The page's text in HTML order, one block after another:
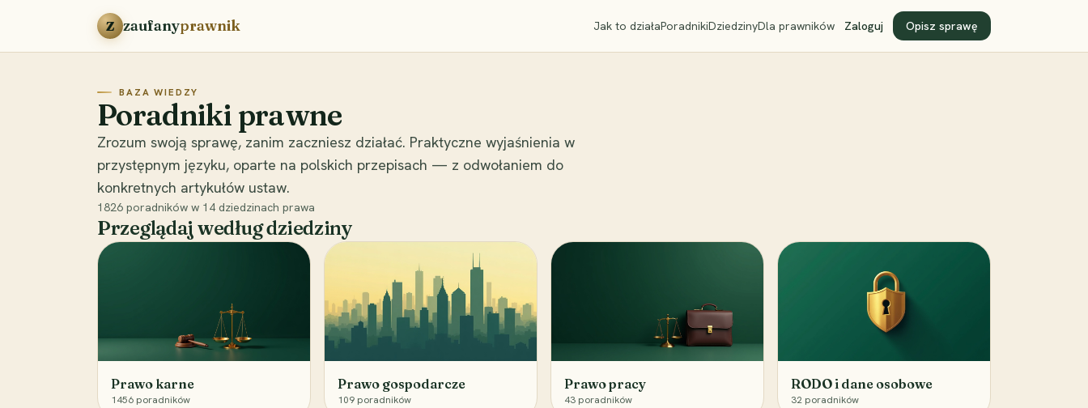
Przejdź do treści
Z zaufanyprawnik Jak to działaPoradnikiDziedzinyDla prawników Zaloguj Opisz sprawę
BAZA WIEDZY
Poradniki prawne
Zrozum swoją sprawę, zanim zaczniesz działać. Praktyczne wyjaśnienia w
przystępnym języku, oparte na polskich przepisach — z odwołaniem do
konkretnych artykułów ustaw.
1826 poradników w 14 dziedzinach prawa
Przeglądaj według dziedziny
Prawo karne
1456 poradników
Prawo gospodarcze
109 poradników
Prawo pracy
43 poradników
RODO i dane osobowe
32 poradników